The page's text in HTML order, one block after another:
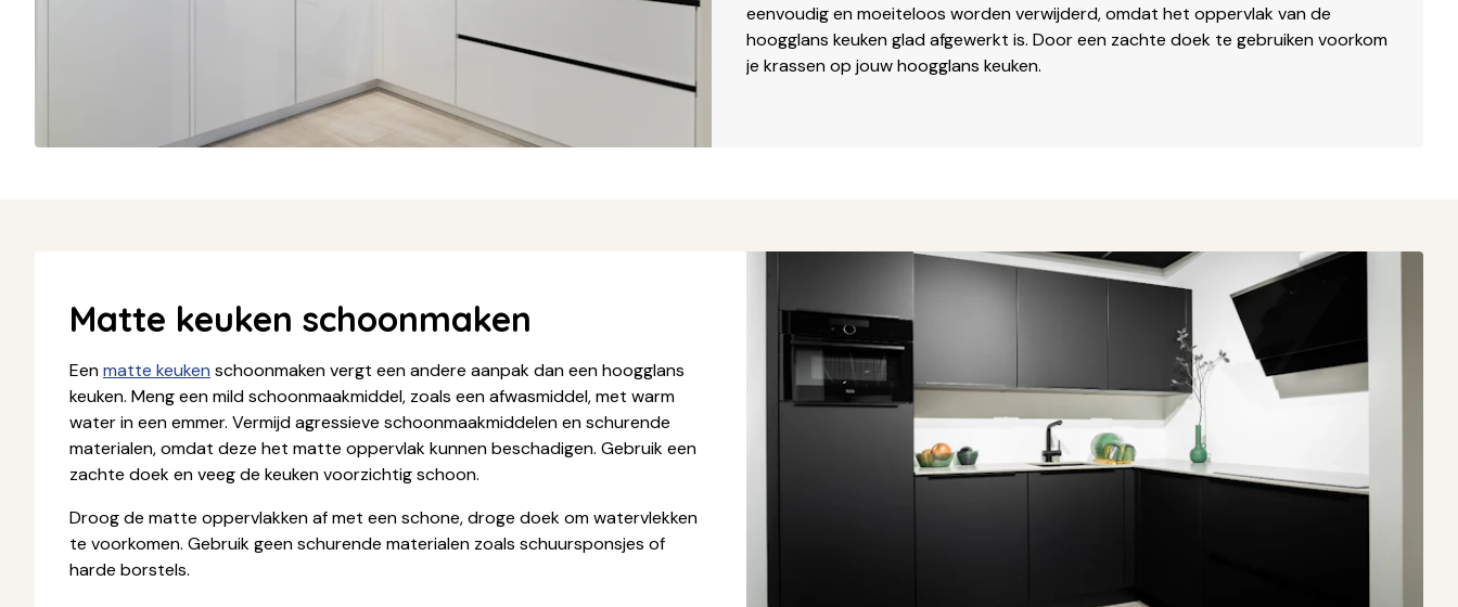
eenvoudig en moeiteloos worden verwijderd, omdat het oppervlak van de
hoogglans keuken glad afgewerkt is. Door een zachte doek te gebruiken voorkom
je krassen op jouw hoogglans keuken.
Matte keuken schoonmaken
Eenmatte keuken schoonmaken vergt een andere aanpak dan een hoogglans
keuken. Meng een mild schoonmaakmiddel, zoals een afwasmiddel, met warm
water in een emmer. Vermijd agressieve schoonmaakmiddelen en schurende
materialen, omdat deze het matte oppervlak kunnen beschadigen. Gebruik een
zachte doek en veeg de keuken voorzichtig schoon.
Droog de matte oppervlakken af met een schone, droge doek om watervlekken
te voorkomen. Gebruik geen schurende materialen zoals schuursponsjes of
harde borstels.